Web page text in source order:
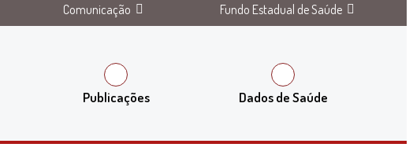
Comunicação Fundo Estadual de Saúde
Publicações Dados de Saúde